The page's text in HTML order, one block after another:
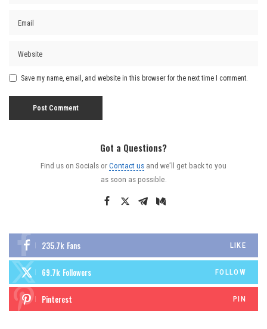
Save my name, email, and website in this browser for the next time I comment.
Got a Questions?
Find us on Socials orContact us and we’ll get back to you
as soon as possible.
235.7k Fans LIKE
69.7k Followers FOLLOW
Pinterest PIN